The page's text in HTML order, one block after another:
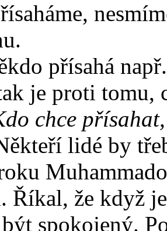
přísahá
je proti
chce
lidé by
Říkal, že když
spokojený.